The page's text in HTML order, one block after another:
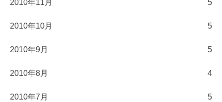
2010年11月 5
2010年10月 5
2010年9月 5
2010年8月 4
2010年7月 5